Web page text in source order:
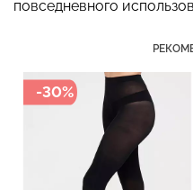
повседневного
-30%
Бесшовные стринги
STRING BRIEFS (черный)